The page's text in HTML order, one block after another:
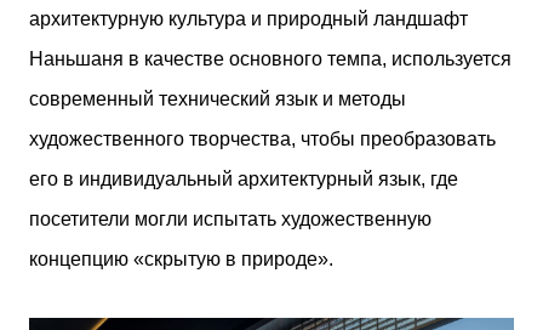
архитектурную культура и природный ландшафт
Наньшаня в качестве основного темпа, используется
современный технический язык и методы
художественного творчества, чтобы преобразовать
его в индивидуальный архитектурный язык, где
посетители могли испытать художественную
концепцию «скрытую в природе».